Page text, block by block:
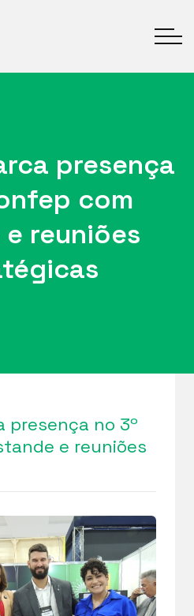
presença
com
reuniões
presença no 3º
e reuniões